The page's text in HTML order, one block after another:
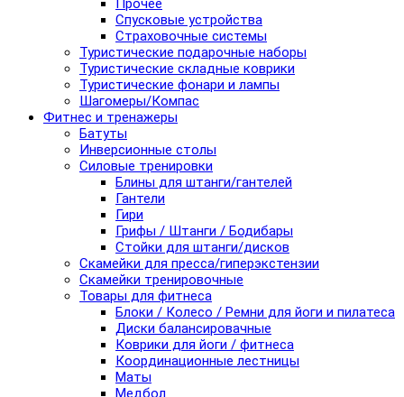
Прочее
Спусковые устройства
Страховочные системы
Туристические подарочные наборы
Туристические складные коврики
Туристические фонари и лампы
Шагомеры/Компас
Фитнес и тренажеры
Батуты
Инверсионные столы
Силовые тренировки
Блины для штанги/гантелей
Гантели
Гири
Грифы / Штанги / Бодибары
Стойки для штанги/дисков
Скамейки для пресса/гиперэкстензии
Скамейки тренировочные
Товары для фитнеса
Блоки / Колесо / Ремни для йоги и пилатеса
Диски балансировачные
Коврики для йоги / фитнеса
Координационные лестницы
Маты
Медбол